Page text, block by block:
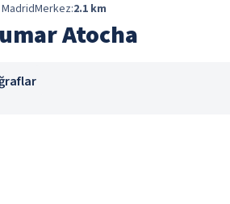
MadridMerkez:2.1 km
Atocha